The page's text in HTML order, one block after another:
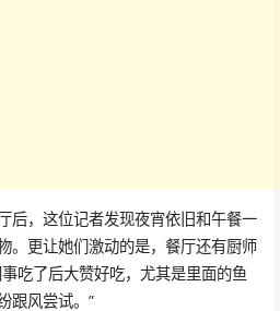
后，这位记者发现夜宵依旧和午餐一
。更让她们激动的是，餐厅还有厨师
吃了后大赞好吃，尤其是里面的鱼
跟风尝试。”